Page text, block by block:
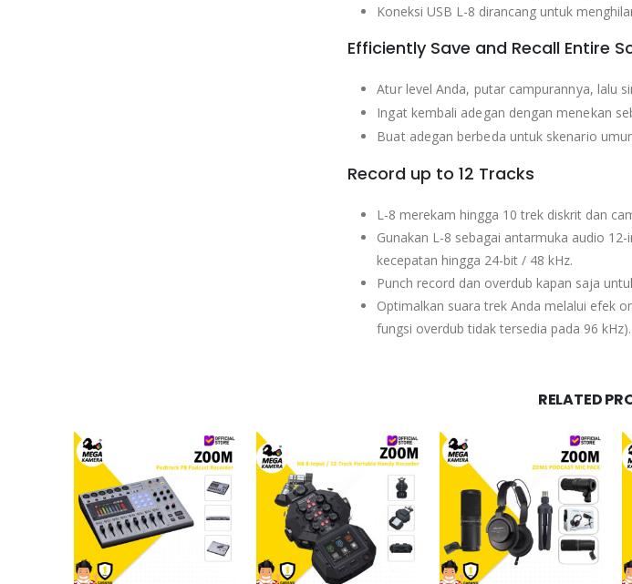
Koneksi USB L-8 dirancang untuk
Efficiently Save and Recall Entire
Atur level Anda, putar campurannya, lalu
Ingat kembali adegan dengan menekan
Buat adegan berbeda untuk skenario
Record up to 12 Tracks
L-8 merekam hingga 10 trek diskrit dan
Gunakan L-8 sebagai antarmuka audio
kecepatan hingga 24-bit / 48 kHz.
Punch record dan overdub kapan saja
Optimalkan suara trek Anda melalui efek
fungsi overdub tidak tersedia pada 96 kHz).
RELATED